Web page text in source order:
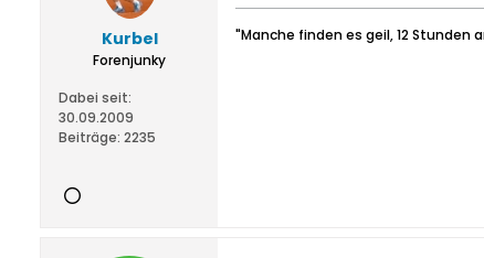
Kurbel
Forenjunky
Dabei seit:
30.09.2009
Beiträge: 2235
"Manche finden es geil, 12 Stunden